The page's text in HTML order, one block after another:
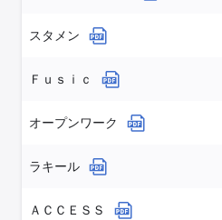
スタメン
Ｆｕｓｉｃ
オープンワーク
ラキール
ＡＣＣＥＳＳ